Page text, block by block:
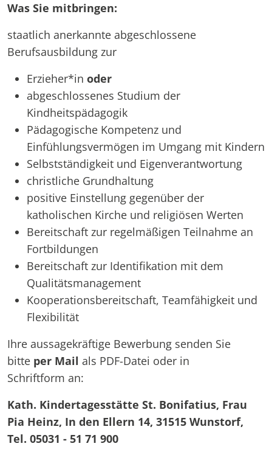
Was Sie mitbringen:
staatlich anerkannte abgeschlossene
Berufsausbildung zur
Erzieher*in oder
abgeschlossenes Studium der
Kindheitspädagogik
Pädagogische Kompetenz und
Einfühlungsvermögen im Umgang mit Kindern
Selbstständigkeit und Eigenverantwortung
christliche Grundhaltung
positive Einstellung gegenüber der
katholischen Kirche und religiösen Werten
Bereitschaft zur regelmäßigen Teilnahme an
Fortbildungen
Bereitschaft zur Identifikation mit dem
Qualitätsmanagement
Kooperationsbereitschaft, Teamfähigkeit und
Flexibilität
Ihre aussagekräftige Bewerbung senden Sie
bitte per Mail als PDF-Datei oder in
Schriftform an:
Kath. Kindertagesstätte St. Bonifatius, Frau
Pia Heinz, In den Ellern 14, 31515 Wunstorf,
Tel. 05031 - 51 71 900